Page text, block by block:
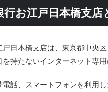
行お江戸日本橋支店
戸日本橋支店は、東京都中央
持たないインターネット専用
話、スマートフォンを利用